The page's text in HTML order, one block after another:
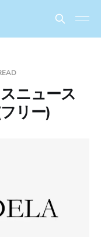
ニュース
リー)